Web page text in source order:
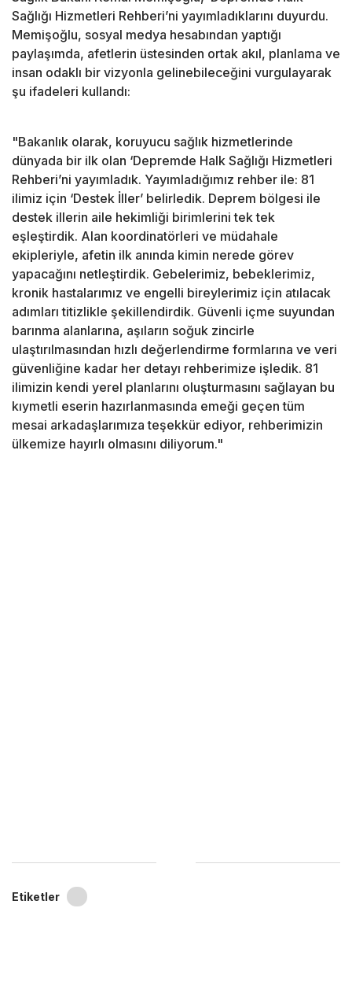
Sağlığı Hizmetleri Rehberi’ni yayımladıklarını duyurdu.
Memişoğlu, sosyal medya hesabından yaptığı
paylaşımda, afetlerin üstesinden ortak akıl, planlama ve
insan odaklı bir vizyonla gelinebileceğini vurgulayarak
şu ifadeleri kullandı:
"Bakanlık olarak, koruyucu sağlık hizmetlerinde
dünyada bir ilk olan ‘Depremde Halk Sağlığı Hizmetleri
Rehberi’ni yayımladık. Yayımladığımız rehber ile: 81
ilimiz için ‘Destek İller’ belirledik. Deprem bölgesi ile
destek illerin aile hekimliği birimlerini tek tek
eşleştirdik. Alan koordinatörleri ve müdahale
ekipleriyle, afetin ilk anında kimin nerede görev
yapacağını netleştirdik. Gebelerimiz, bebeklerimiz,
kronik hastalarımız ve engelli bireylerimiz için atılacak
adımları titizlikle şekillendirdik. Güvenli içme suyundan
barınma alanlarına, aşıların soğuk zincirle
ulaştırılmasından hızlı değerlendirme formlarına ve veri
güvenliğine kadar her detayı rehberimize işledik. 81
ilimizin kendi yerel planlarını oluşturmasını sağlayan bu
kıymetli eserin hazırlanmasında emeği geçen tüm
mesai arkadaşlarımıza teşekkür ediyor, rehberimizin
ülkemize hayırlı olmasını diliyorum."
Etiketler